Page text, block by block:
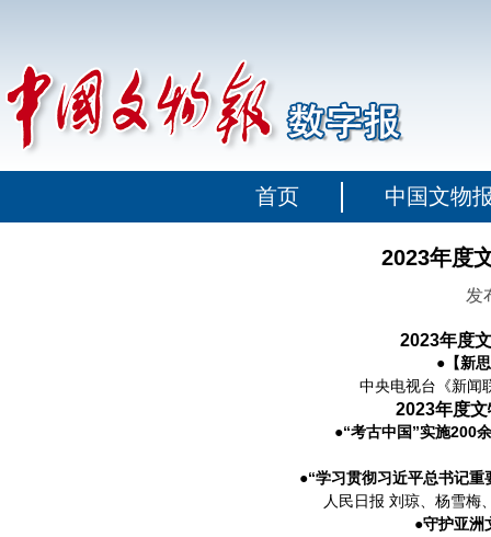
首页 中国文物
2023年度
发
2023年度
●【新
中央电视台《新闻
2023年度
●“考古中国”实施200
●“学习贯彻习近平总书记
人民日报 刘琼、杨雪梅
●守护亚